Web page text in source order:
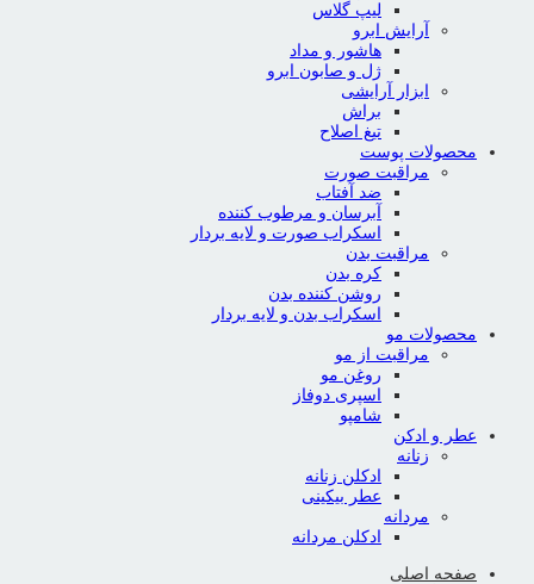
لیپ گلاس
آرایش ابرو
هاشور و مداد
ژل و صابون ابرو
ابزار آرایشی
براش
تیغ اصلاح
محصولات پوست
مراقبت صورت
ضد آفتاب
آبرسان و مرطوب کننده
اسکراب صورت و لایه بردار
مراقبت بدن
کره بدن
روشن کننده بدن
اسکراب بدن و لایه بردار
محصولات مو
مراقبت از مو
روغن مو
اسپری دوفاز
شامپو
عطر و ادکن
زنانه
ادکلن زنانه
عطر بیکینی
مردانه
ادکلن مردانه
صفحه اصلی